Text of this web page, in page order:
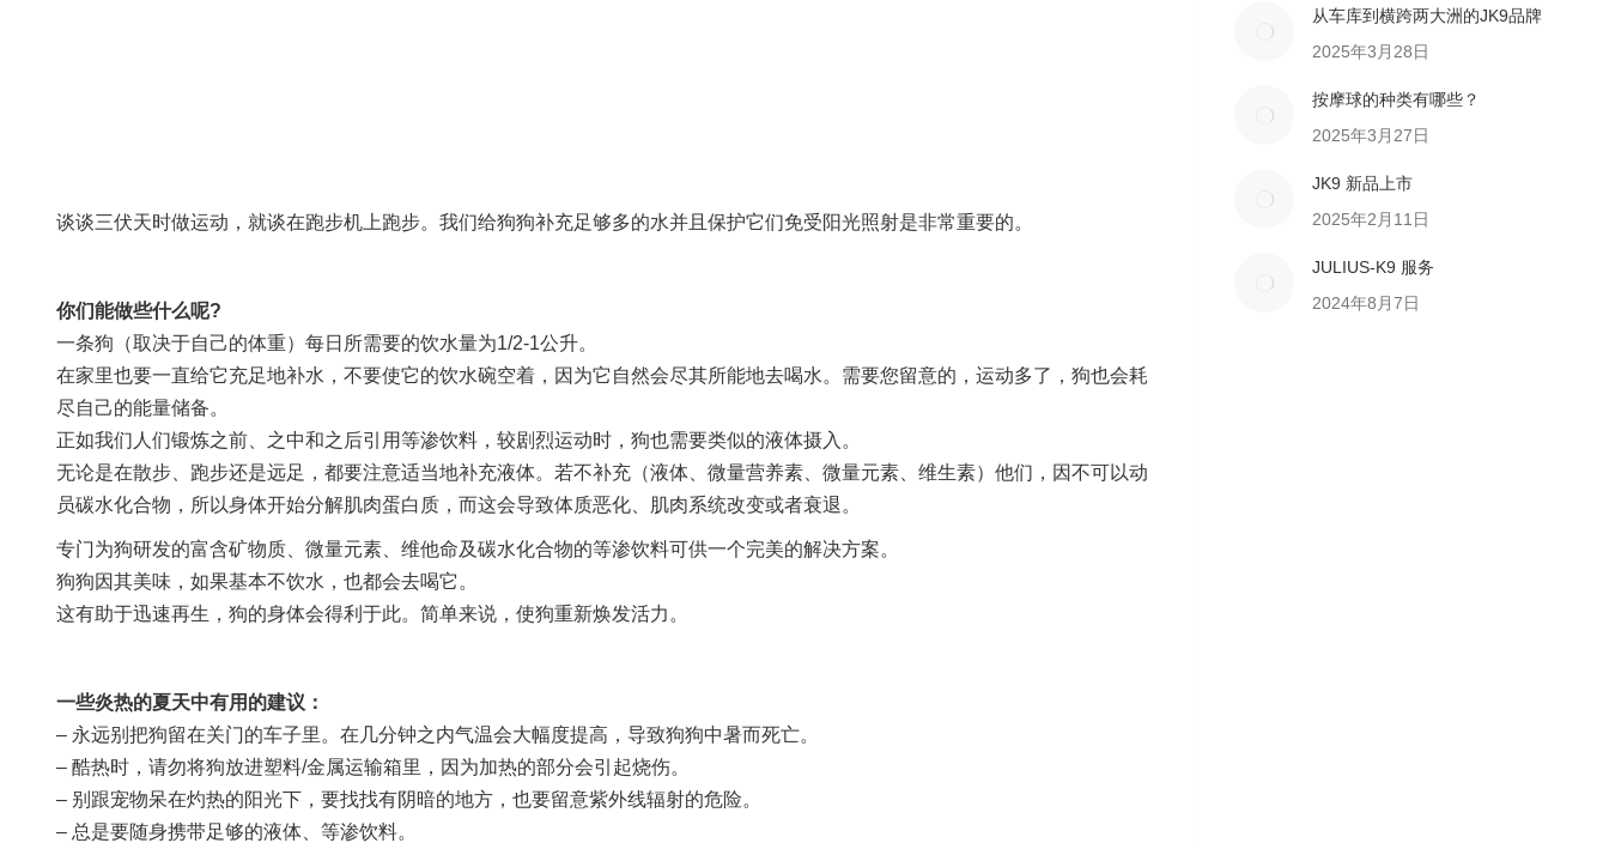
谈谈三伏天时做运动，就谈在跑步机上跑步。我们给狗狗补充足够多的水并且保护它们免受阳光照射是非常重要的。
你们能做些什么呢?
一条狗（取决于自己的体重）每日所需要的饮水量为1/2-1公升。
在家里也要一直给它充足地补水，不要使它的饮水碗空着，因为它自然会尽其所能地去喝水。需要您留意的，运动多了，狗也会耗
尽自己的能量储备。
正如我们人们锻炼之前、之中和之后引用等渗饮料，较剧烈运动时，狗也需要类似的液体摄入。
无论是在散步、跑步还是远足，都要注意适当地补充液体。若不补充（液体、微量营养素、微量元素、维生素）他们，因不可以动
员碳水化合物，所以身体开始分解肌肉蛋白质，而这会导致体质恶化、肌肉系统改变或者衰退。
专门为狗研发的富含矿物质、微量元素、维他命及碳水化合物的等渗饮料可供一个完美的解决方案。
狗狗因其美味，如果基本不饮水，也都会去喝它。
这有助于迅速再生，狗的身体会得利于此。简单来说，使狗重新焕发活力。
一些炎热的夏天中有用的建议：
– 永远别把狗留在关门的车子里。在几分钟之内气温会大幅度提高，导致狗狗中暑而死亡。
– 酷热时，请勿将狗放进塑料/金属运输箱里，因为加热的部分会引起烧伤。
– 别跟宠物呆在灼热的阳光下，要找找有阴暗的地方，也要留意紫外线辐射的危险。
– 总是要随身携带足够的液体、等渗饮料。
从车库到横跨两大洲的JK9品牌
2025年3月28日
按摩球的种类有哪些？
2025年3月27日
JK9 新品上市
2025年2月11日
JULIUS-K9 服务
2024年8月7日